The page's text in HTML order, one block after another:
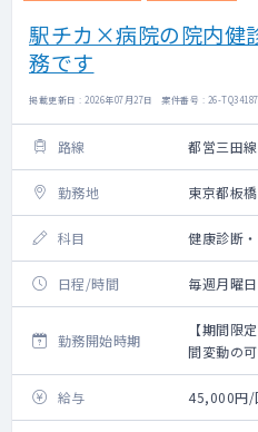
駅チカ×病院の院内健
務です
掲載更新日 : 2026年07月27日 案件番号 : 26-
路線 都営三田線
勤務地 東京都板
科目 健康診断
日程/時間 毎週月曜
勤務開始時期
【期間限
間変動の可
給与 45,000円/